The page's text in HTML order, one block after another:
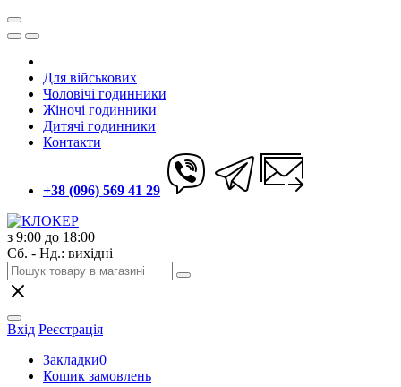
Для військових
Чоловічі годинники
Жіночі годинники
Дитячі годинники
Контакти
+38 (096) 569 41 29
з 9:00 до 18:00
Сб. - Нд.: вихідні
Вхід Реєстрація
Закладки0
Кошик замовлень